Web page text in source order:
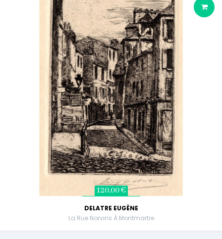
120,00 €
DELATRE EUGÈNE
La Rue Norvins À Montmartre